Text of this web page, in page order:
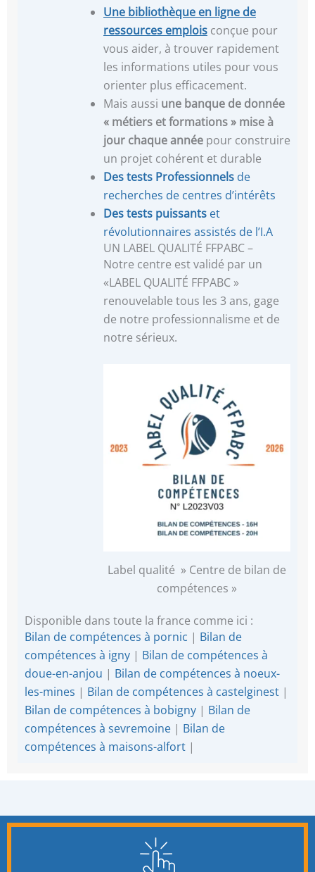
Une bibliothèque en ligne de
ressources emplois conçue pour
vous aider, à trouver rapidement
les informations utiles pour vous
orienter plus efficacement.
Mais aussi une banque de donnée
« métiers et formations » mise à
jour chaque année pour construire
un projet cohérent et durable
Des tests Professionnels de
recherches de centres d’intérêts
Des tests puissants et
révolutionnaires assistés de l’I.A
UN LABEL QUALITÉ FFPABC –
Notre centre est validé par un
«LABEL QUALITÉ FFPABC »
renouvelable tous les 3 ans, gage
de notre professionnalisme et de
notre sérieux.
Label qualité » Centre de bilan de
compétences »
Disponible dans toute la france comme ici :
Bilan de compétences à pornic | Bilan de
compétences à igny | Bilan de compétences à
doue-en-anjou | Bilan de compétences à noeux-
les-mines | Bilan de compétences à castelginest |
Bilan de compétences à bobigny | Bilan de
compétences à sevremoine | Bilan de
compétences à maisons-alfort |